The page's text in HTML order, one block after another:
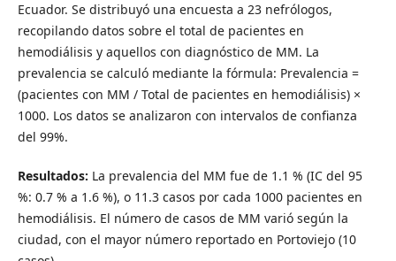
Ecuador. Se distribuyó una encuesta a 23 nefrólogos,
recopilando datos sobre el total de pacientes en
hemodiálisis y aquellos con diagnóstico de MM. La
prevalencia se calculó mediante la fórmula: Prevalencia =
(pacientes con MM / Total de pacientes en hemodiálisis) ×
1000. Los datos se analizaron con intervalos de confianza
del 99%.
Resultados: La prevalencia del MM fue de 1.1 % (IC del 95
%: 0.7 % a 1.6 %), o 11.3 casos por cada 1000 pacientes en
hemodiálisis. El número de casos de MM varió según la
ciudad, con el mayor número reportado en Portoviejo (10